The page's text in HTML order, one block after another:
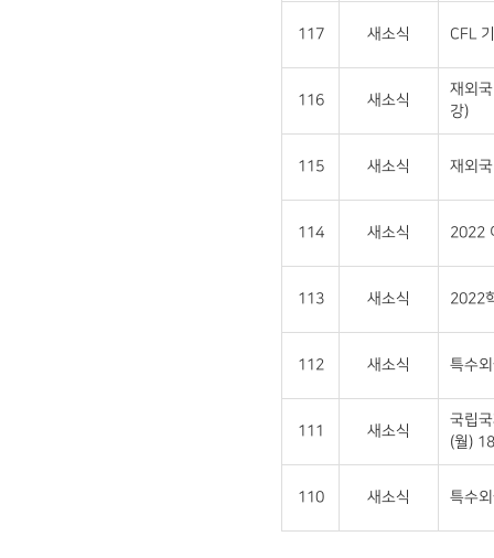
117 새소식 CFL
116 새소식
재외
강)
115 새소식 재외
114 새소식 2022
113 새소식 2022
112 새소식 특수
111 새소식
국립
(월)
110 새소식 특수